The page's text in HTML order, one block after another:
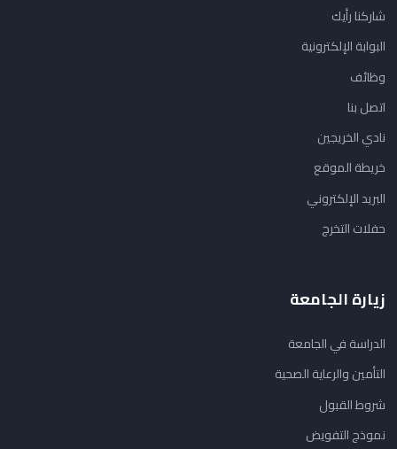
شاركنا رأيك
البوابة الإلكترونية
وظائف
اتصل بنا
نادي الخريجين
خريطة الموقع
البريد الإلكتروني
حفلات التخرج
زيارة الجامعة
الدراسة في الجامعة
التأمين والرعاية الصحية
شروط القبول
نموذج التفويض